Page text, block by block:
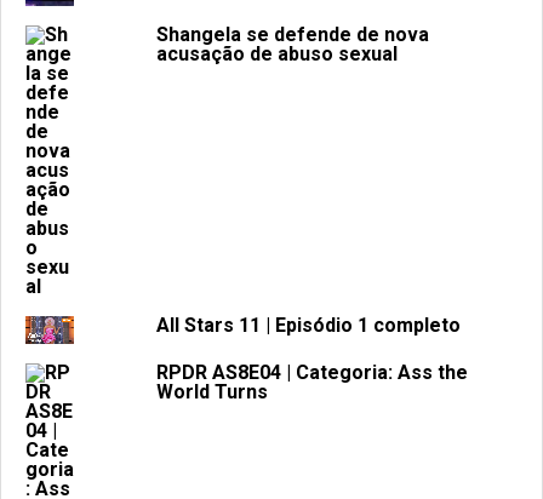
Shangela se defende de nova
acusação de abuso sexual
All Stars 11 | Episódio 1 completo
RPDR AS8E04 | Categoria: Ass the
World Turns